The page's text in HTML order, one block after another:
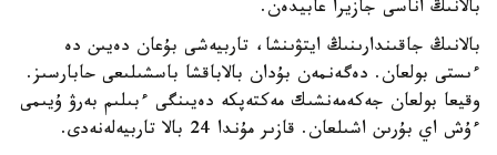
بالانىڭ اناسى جازيرا عابيدەن.
بالانىڭ جاقىندارىنىڭ ايتۋىنشا، تاربيەشى بۇعان دەيىن دە
ءىستى بولعان. دەگەنمەن بۇدان بالاباقشا باسشىلىعى حابارسىز.
وقيعا بولعان جەكەمەنشىك مەكتەپكە دەيىنگى ءبىلىم بەرۋ ۇيىمى
ءۇش اي بۇرىن اشىلعان. قازىر مۇندا 24 بالا تاربيەلەنەدى.